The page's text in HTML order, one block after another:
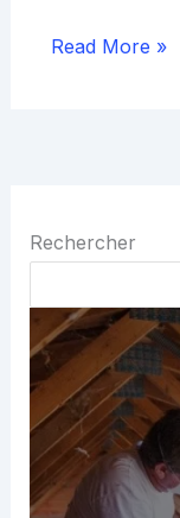
Read More »
Rechercher